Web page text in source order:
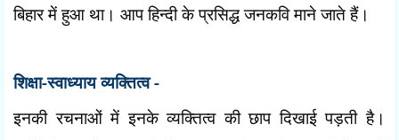
बिहार में हुआ था। आप हिन्दी के प्रसिद्ध जनकवि माने जाते हैं।
शिक्षा-स्वाध्यायव्यक्तित्व -
इनकी रचनाओं में इनके व्यक्तित्व की छाप दिखाई पड़ती है।